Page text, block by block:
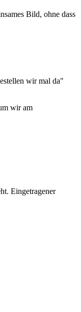
Bild, ohne dass
wir mal da"
wir am
Eingetragener